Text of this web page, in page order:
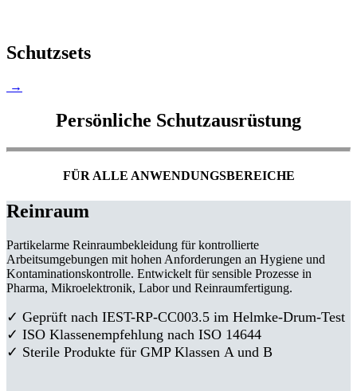
Schutzsets
→
Persönliche Schutzausrüstung
FÜR ALLE ANWENDUNGSBEREICHE
Reinraum
Partikelarme Reinraumbekleidung für kontrollierte
Arbeitsumgebungen mit hohen Anforderungen an Hygiene und
Kontaminationskontrolle. Entwickelt für sensible Prozesse in
Pharma, Mikroelektronik, Labor und Reinraumfertigung.
✓ Geprüft nach IEST-RP-CC003.5 im Helmke-Drum-Test
✓ ISO Klassenempfehlung nach ISO 14644
✓ Sterile Produkte für GMP Klassen A und B